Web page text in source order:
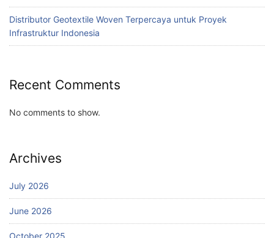
Distributor Geotextile Woven Terpercaya untuk Proyek
Infrastruktur Indonesia
Recent Comments
No comments to show.
Archives
July 2026
June 2026
October 2025